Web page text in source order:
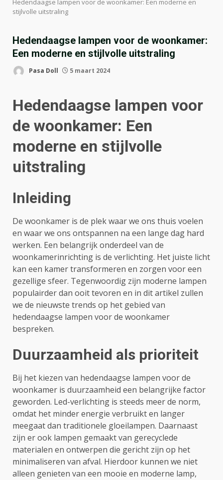
Hedendaagse lampen voor de woonkamer: Een moderne en
stijlvolle uitstraling
Hedendaagse lampen voor de woonkamer:
Een moderne en stijlvolle uitstraling
Pasa Doll 5 maart 2024
Hedendaagse lampen voor
de woonkamer: Een
moderne en stijlvolle
uitstraling
Inleiding
De woonkamer is de plek waar we ons thuis voelen
en waar we ons ontspannen na een lange dag hard
werken. Een belangrijk onderdeel van de
woonkamerinrichting is de verlichting. Het juiste licht
kan een kamer transformeren en zorgen voor een
gezellige sfeer. Tegenwoordig zijn moderne lampen
populairder dan ooit tevoren en in dit artikel zullen
we de nieuwste trends op het gebied van
hedendaagse lampen voor de woonkamer
bespreken.
Duurzaamheid als prioriteit
Bij het kiezen van hedendaagse lampen voor de
woonkamer is duurzaamheid een belangrijke factor
geworden. Led-verlichting is steeds meer de norm,
omdat het minder energie verbruikt en langer
meegaat dan traditionele gloeilampen. Daarnaast
zijn er ook lampen gemaakt van gerecyclede
materialen en ontwerpen die gericht zijn op het
minimaliseren van afval. Hierdoor kunnen we niet
alleen genieten van een mooie en moderne lamp,